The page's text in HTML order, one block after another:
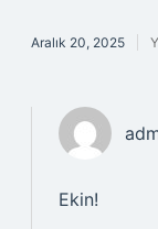
Aralık 20, 2025
Ekin!